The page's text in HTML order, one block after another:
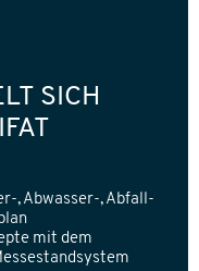
SICH
, Abwasser-, Abfall-
mit dem